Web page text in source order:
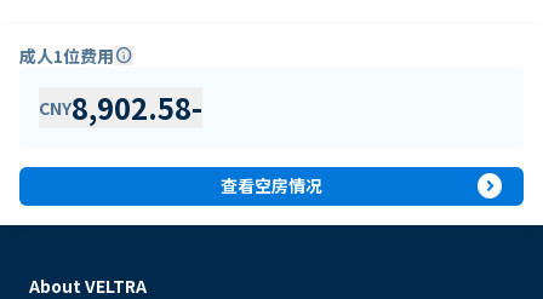
成人1位费用info
CNY8,902.58-
查看空房情况 expand_circle_right
About VELTRA